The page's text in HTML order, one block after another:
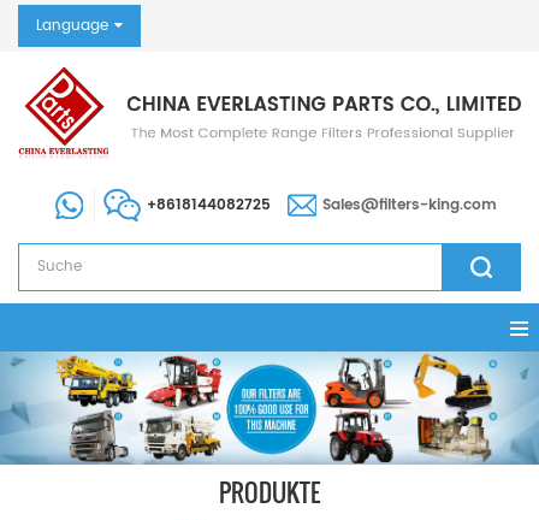
Language
+8618144082725 Sales@filters-king.com
PRODUKTE